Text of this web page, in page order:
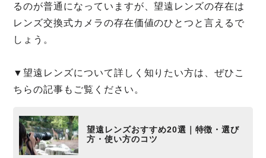
るのが普通になっていますが、望遠レンズの存在は
レンズ交換式カメラの存在価値のひとつと言えるで
しょう。
▼望遠レンズについて詳しく知りたい方は、ぜひこ
ちらの記事もご覧ください。
望遠レンズおすすめ20選｜特徴・選び
方・使い方のコツ